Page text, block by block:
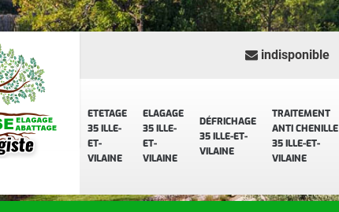
ETETAGE
35 ILLE-
ET-
VILAINE
ELAGAGE
35 ILLE-
ET-
VILAINE
DÉFRICHAGE
35 ILLE-ET-
VILAINE
TRAITEMENT
ANTI CHENILLE
35 ILLE-ET-
VILAINE
indisponible